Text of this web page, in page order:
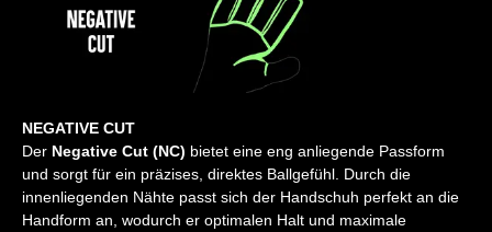
NEGATIVE CUT
Der Negative Cut (NC) bietet eine eng anliegende Passform
und sorgt für ein präzises, direktes Ballgefühl. Durch die
innenliegenden Nähte passt sich der Handschuh perfekt an die
Handform an, wodurch er optimalen Halt und maximale